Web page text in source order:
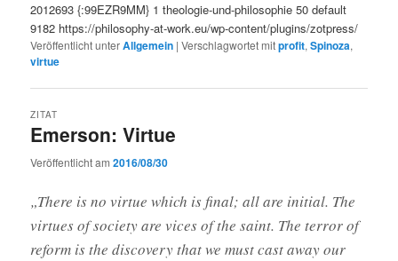
2012693 {:99EZR9MM} 1 theologie-und-philosophie 50 default
9182 https://philosophy-at-work.eu/wp-content/plugins/zotpress/
Veröffentlicht unterAllgemein |Verschlagwortet mitprofit,Spinoza,
virtue
Emerson: Virtue
ZITAT
Veröffentlicht am2016/08/30
„There is no virtue which is final; all are initial. The
virtues of society are vices of the saint. The terror of
reform is the discovery that we must cast away our